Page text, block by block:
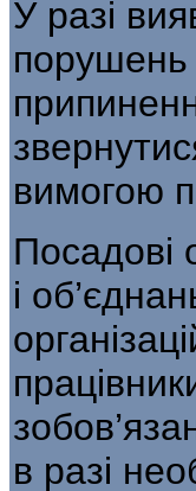
У разі
порушень
вимогою
Посадові
і
в разі